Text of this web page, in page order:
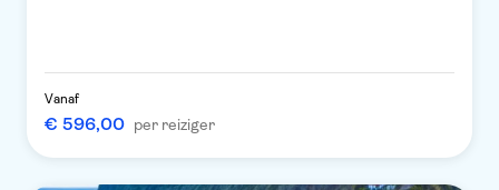
Vanaf
€ 596,00 per reiziger